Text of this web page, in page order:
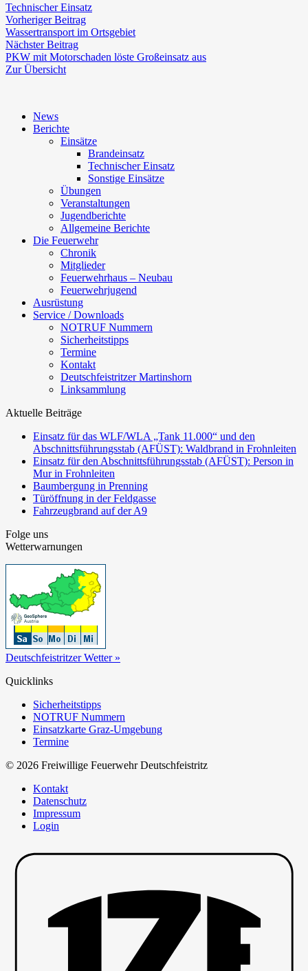
Technischer Einsatz
Beitragsnavigation
Vorheriger BeitragVorheriger
Beitrag:
Wassertransport im Ortsgebiet
Nächster BeitragNächster
Beitrag:
PKW mit Motorschaden löste Großeinsatz aus
Zur Übersicht
News
Berichte
Einsätze
Brandeinsatz
Technischer Einsatz
Sonstige Einsätze
Übungen
Veranstaltungen
Jugendberichte
Allgemeine Berichte
Die Feuerwehr
Chronik
Mitglieder
Feuerwehrhaus – Neubau
Feuerwehrjugend
Ausrüstung
Service / Downloads
NOTRUF Nummern
Sicherheitstipps
Termine
Kontakt
Deutschfeistritzer Martinshorn
Linksammlung
Aktuelle Beiträge
Einsatz für das WLF/WLA „Tank 11.000“ und den
Abschnittsführungsstab (AFÜST): Waldbrand in Frohnleiten
Einsatz für den Abschnittsführungsstab (AFÜST): Person in
Mur in Frohnleiten
Baumbergung in Prenning
Türöffnung in der Feldgasse
Fahrzeugbrand auf der A9
Folge uns
Wetterwarnungen
Deutschfeistritzer Wetter »
Quicklinks
Sicherheitstipps
NOTRUF Nummern
Einsatzkarte Graz-Umgebung
Termine
© 2026 Freiwillige Feuerwehr Deutschfeistritz
Kontakt
Datenschutz
Impressum
Login